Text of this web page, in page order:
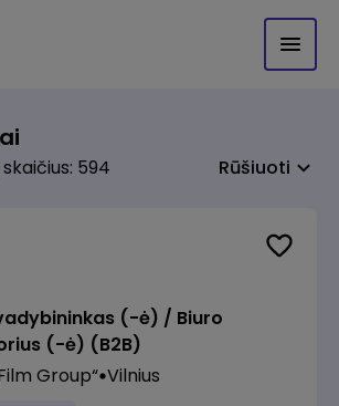
594 Rūšiuoti
(-ė) / Biuro
(-ė) (B2B)
Group“ Vilnius